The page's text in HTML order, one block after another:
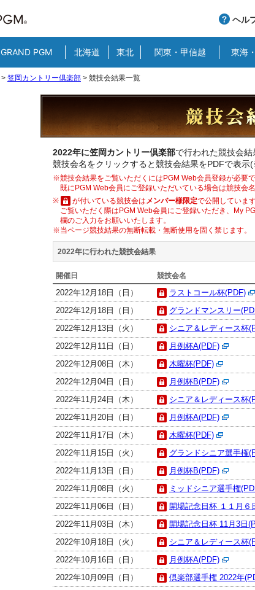
ヘル
GRAND PGM 北海道 東北 関東・甲信越 東海
> 笠岡カントリー倶楽部 > 競技会結果一覧
2022年に笠岡カントリー倶楽部で行われた競技会結
競技会名をクリックすると競技会結果をPDFで表示
※競技会結果をご覧いただくにはPGM Web会員登録が必要で
既にPGM Web会員にご登録いただいている場合は競技会
※
が付いている競技会はメンバー様限定で公開しています
ご覧いただく際はPGM Web会員にご登録いただき、My
欄のご入力をお願いいたします。
※当ページ競技結果の無断転載・無断使用を固く禁じます。
2022年に行われた競技会結果
開催日 競技会名
2022年12月18日（日）
ラストコール杯(PDF)
2022年12月18日（日）
グランドマンスリー
2022年12月13日（火）
シニア＆レディース杯
2022年12月11日（日）
月例杯A(PDF)
2022年12月08日（木）
木曜杯(PDF)
2022年12月04日（日）
月例杯B(PDF)
2022年11月24日（木）
シニア＆レディース杯
2022年11月20日（日）
月例杯A(PDF)
2022年11月17日（木）
木曜杯(PDF)
2022年11月15日（火）
グランドシニア選手権
2022年11月13日（日）
月例杯B(PDF)
2022年11月08日（火）
ミッドシニア選手権
2022年11月06日（日）
開場記念日杯 １１月６
2022年11月03日（木）
開場記念日杯 11月3日
2022年10月18日（火）
シニア＆レディース杯
2022年10月16日（日）
月例杯A(PDF)
2022年10月09日（日）
倶楽部選手権 2022年